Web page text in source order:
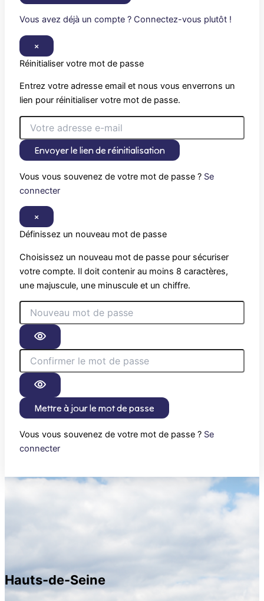
Vous avez déjà un compte ? Connectez-vous plutôt !
×
Réinitialiser votre mot de passe
Entrez votre adresse email et nous vous enverrons un
lien pour réinitialiser votre mot de passe.
Envoyer le lien de réinitialisation
Vous vous souvenez de votre mot de passe ? Se
connecter
×
Définissez un nouveau mot de passe
Choisissez un nouveau mot de passe pour sécuriser
votre compte. Il doit contenir au moins 8 caractères,
une majuscule, une minuscule et un chiffre.
Mettre à jour le mot de passe
Vous vous souvenez de votre mot de passe ? Se
connecter
Hauts-de-Seine